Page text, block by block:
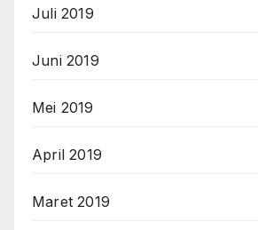
Juli 2019
Juni 2019
Mei 2019
April 2019
Maret 2019